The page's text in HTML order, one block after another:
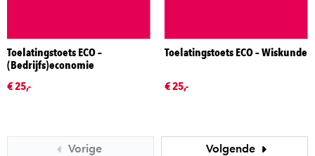
Toelatingstoets ECO –
(Bedrijfs)economie
€ 25,-
Toelatingstoets ECO – Wiskunde
€ 25,-
Vorige Volgende